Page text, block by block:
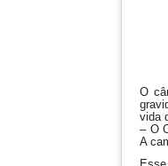
O
vida
– O
A